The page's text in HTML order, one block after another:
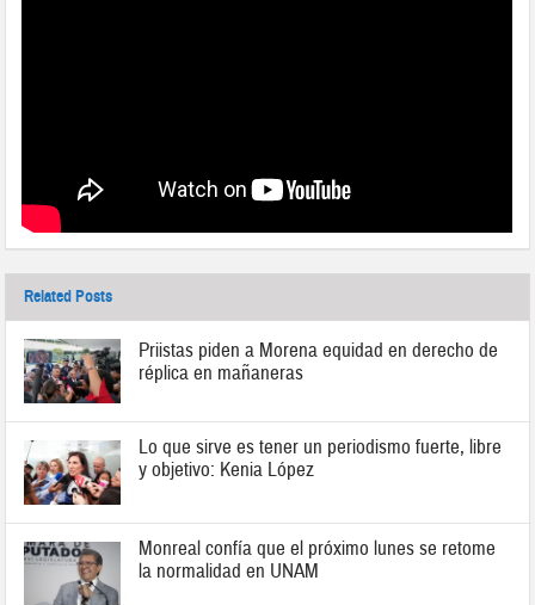
Related Posts
Priistas piden a Morena equidad en derecho de
réplica en mañaneras
Lo que sirve es tener un periodismo fuerte, libre
y objetivo: Kenia López
Monreal confía que el próximo lunes se retome
la normalidad en UNAM